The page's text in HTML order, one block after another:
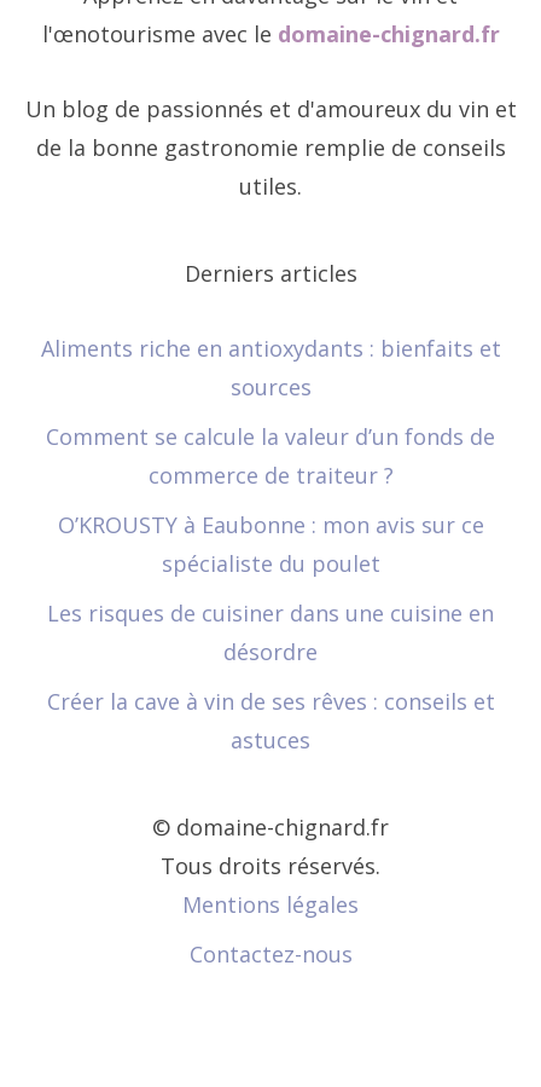
l'œnotourisme avec le domaine-chignard.fr
Un blog de passionnés et d'amoureux du vin et
de la bonne gastronomie remplie de conseils
utiles.
Derniers articles
Aliments riche en antioxydants : bienfaits et
sources
Comment se calcule la valeur d’un fonds de
commerce de traiteur ?
O’KROUSTY à Eaubonne : mon avis sur ce
spécialiste du poulet
Les risques de cuisiner dans une cuisine en
désordre
Créer la cave à vin de ses rêves : conseils et
astuces
© domaine-chignard.fr
Tous droits réservés.
Mentions légales
Contactez-nous